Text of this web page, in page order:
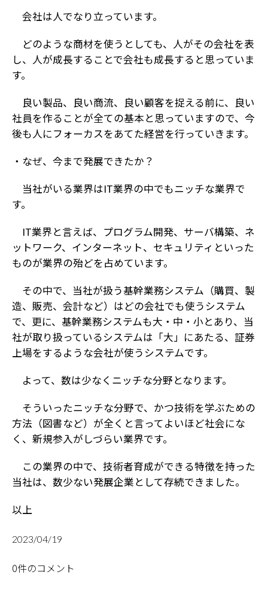
会社は人でなり立っています。
どのような商材を使うとしても、人がその会社を表
し、人が成長することで会社も成長すると思っていま
す。
良い製品、良い商流、良い顧客を捉える前に、良い
社員を作ることが全ての基本と思っていますので、今
後も人にフォーカスをあてた経営を行っていきます。
・なぜ、今まで発展できたか？
当社がいる業界はIT業界の中でもニッチな業界で
す。
IT業界と言えば、プログラム開発、サーバ構築、ネ
ットワーク、インターネット、セキュリティといった
ものが業界の殆どを占めています。
その中で、当社が扱う基幹業務システム（購買、製
造、販売、会計など）はどの会社でも使うシステム
で、更に、基幹業務システムも大・中・小とあり、当
社が取り扱っているシステムは「大」にあたる、証券
上場をするような会社が使うシステムです。
よって、数は少なくニッチな分野となります。
そういったニッチな分野で、かつ技術を学ぶための
方法（図書など）が全くと言ってよいほど社会にな
く、新規参入がしづらい業界です。
この業界の中で、技術者育成ができる特徴を持った
当社は、数少ない発展企業として存続できました。
以上
2023/04/19
0件のコメント